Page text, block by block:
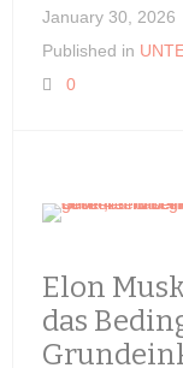
January 30, 2026
Published in
0
Elon
das